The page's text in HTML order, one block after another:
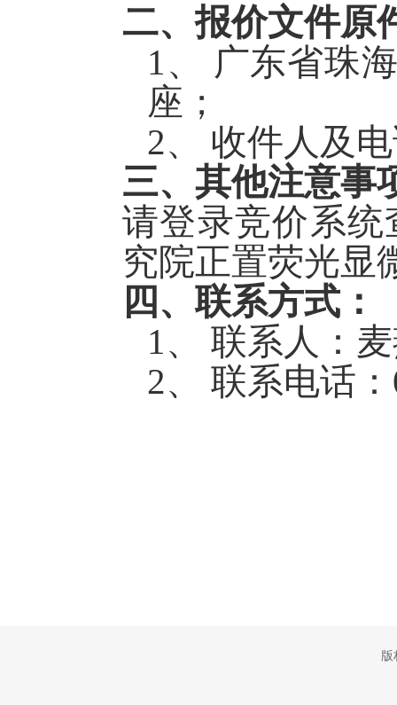
二、报价文件原
1、 广东省珠
座 ；
2、 收件人及
三、 其他注意事
请登录竞价系统
究院正置荧光显
四、联系方式：
1、 联系人：
2、 联系电话：
版